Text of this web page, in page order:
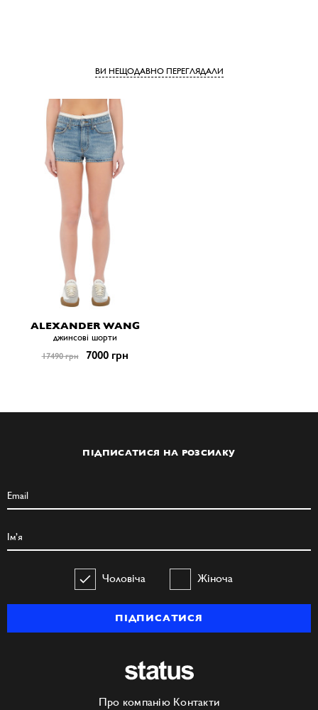
ВИ НЕЩОДАВНО ПЕРЕГЛЯДАЛИ
ALEXANDER WANG
джинсові шорти
17490 грн 7000 грн
ПІДПИСАТИСЯ НА РОЗСИЛКУ
Чоловіча Жіноча
ПІДПИСАТИСЯ
Про компанію Контакти